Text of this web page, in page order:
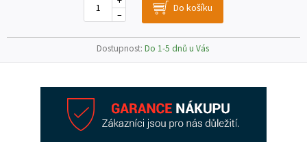
–
Dostupnost: Do 1-5 dnů u Vás